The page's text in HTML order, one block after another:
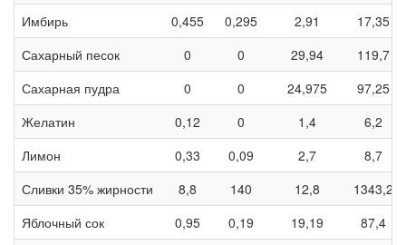
Имбирь
0,455 0,295 2,91
17,35
Сахарный песок
0 0 29,94
119,7
Сахарная пудра
0 0 24,975
97,25
Желатин
0,12 0 1,4
6,2
Лимон
0,33 0,09 2,7
8,7
Сливки 35% жирности
8,8 140 12,8
1343,2
Яблочный сок
0,95 0,19 19,19
87,4